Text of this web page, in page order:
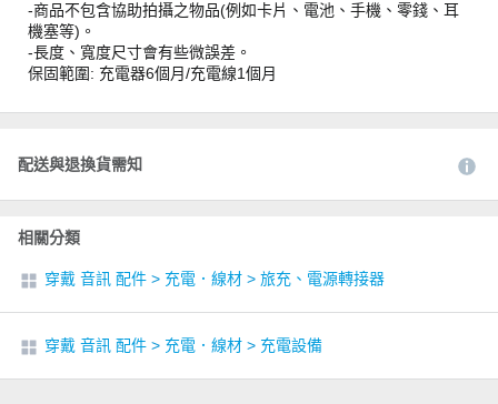
-商品不包含協助拍攝之物品(例如卡片、電池、手機、零錢、耳
機塞等)。
-長度、寬度尺寸會有些微誤差。
保固範圍: 充電器6個月/充電線1個月
配送與退換貨需知
相關分類
穿戴 音訊 配件 > 充電．線材 > 旅充、電源轉接器
穿戴 音訊 配件 > 充電．線材 > 充電設備